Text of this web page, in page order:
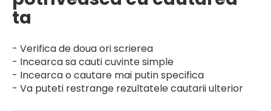
ta
- Verifica de doua ori scrierea
- Incearca sa cauti cuvinte simple
- Incearca o cautare mai putin specifica
- Va puteti restrange rezultatele cautarii ulterior